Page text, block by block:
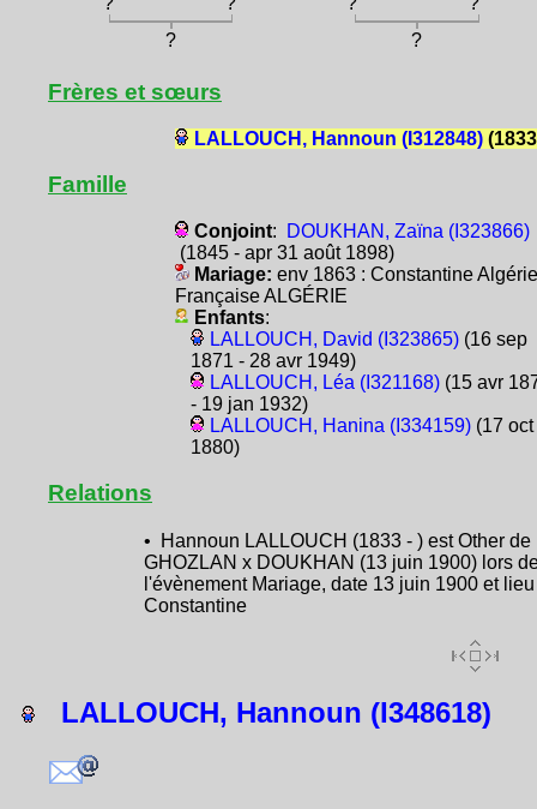
?
?
Frères et sœurs
LALLOUCH, Hannoun (I312848)
Famille
Conjoint:
DOUKHAN, Zaïna (I323866)
(1845 - apr 31 août 1898)
Mariage: env 1863 : Constantine Algérie
Française ALGÉRIE
Enfants:
LALLOUCH, David (I323865)(16 sep
1871 - 28 avr 1949)
LALLOUCH, Léa (I321168)(15 avr
- 19 jan 1932)
LALLOUCH, Hanina (I334159)(17 oct
1880)
Relations
• Hannoun LALLOUCH (1833 - ) est Other de
GHOZLAN x DOUKHAN (13 juin 1900) lors
l'évènement Mariage, date 13 juin 1900 et lieu
Constantine
LALLOUCH, Hannoun (I348618)